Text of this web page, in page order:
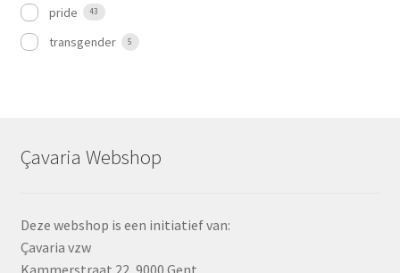
pride 43
transgender 5
Çavaria Webshop
Deze webshop is een initiatief van:
Çavaria vzw
Kammerstraat 22, 9000 Gent